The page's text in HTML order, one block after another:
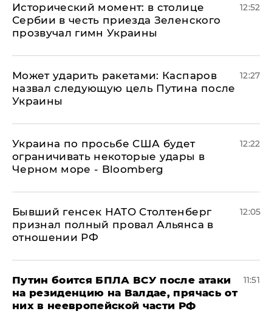
Исторический момент: в столице
Сербии в честь приезда Зеленского
прозвучал гимн Украины
12:52
Может ударить ракетами: Каспаров
назвал следующую цель Путина после
Украины
12:27
Украина по просьбе США будет
ограничивать некоторые удары в
Черном море - Bloomberg
12:22
Бывший генсек НАТО Столтенберг
признал полный провал Альянса в
отношении РФ
12:05
Путин боится БПЛА ВСУ после атаки
на резиденцию на Валдае, прячась от
них в неевропейской части РФ
11:51